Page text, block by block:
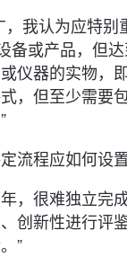
我认为应特
备或产品，但
仪器的实物，
，但至少需要
流程应如何设置
，很难独立完
创新性进行评
”